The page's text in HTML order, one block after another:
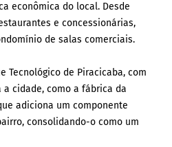
econômica do local. Desde
e concessionárias,
de salas comerciais.
Tecnológico de Piracicaba, com
cidade, como a fábrica da
adiciona um componente
consolidando-o como um